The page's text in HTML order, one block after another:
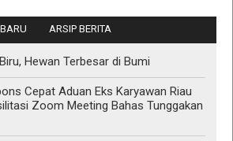
ARSIP BERITA
Hewan Terbesar di Bumi
Cepat Aduan Eks Karyawan Riau
Zoom Meeting Bahas Tunggakan